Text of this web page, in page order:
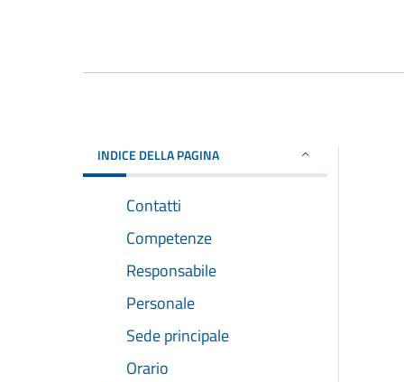
INDICE DELLA PAGINA
Contatti
Competenze
Responsabile
Personale
Sede principale
Orario